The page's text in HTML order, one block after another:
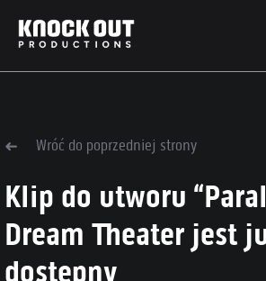
Wróć do poprzedniej strony
Klip do utworu
Dream Theater jest
dostępny